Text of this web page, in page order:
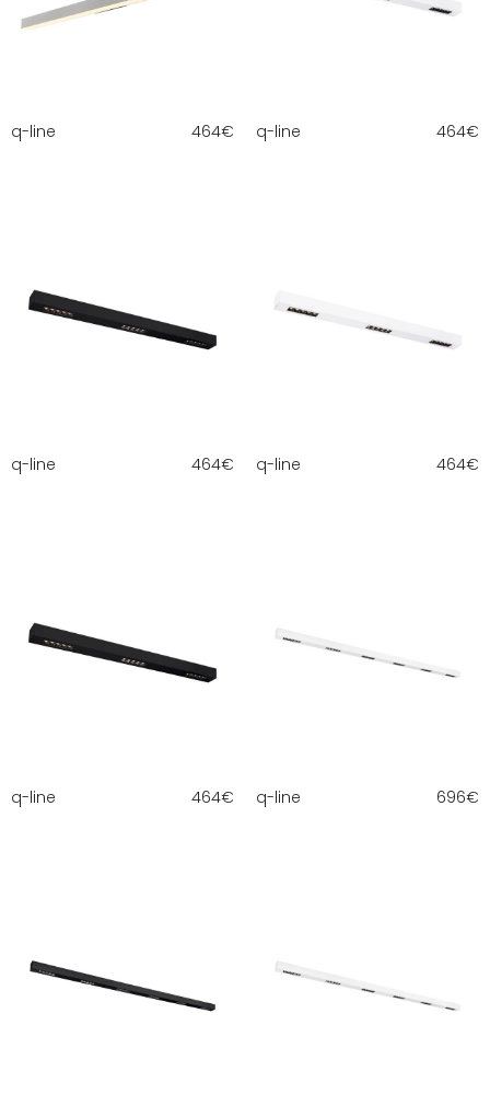
q-line 464€ q-line 464€
q-line 464€ q-line 464€
q-line 464€ q-line 696€